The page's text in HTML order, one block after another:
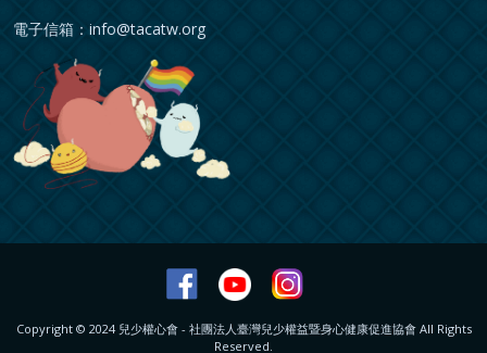
電子信箱： info@tacatw.org
Copyright © 2024 兒少權心會 - 社團法人臺灣兒少權益暨身心健康促進協會 All Rights
Reserved.